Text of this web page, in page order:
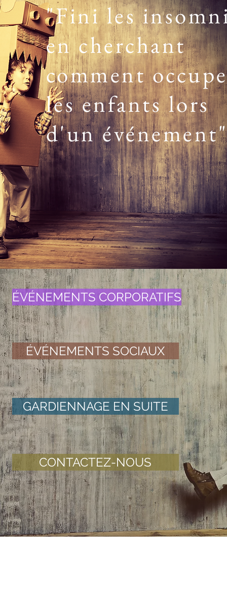
"Fini les
en cherchant
comment
les enfants lors
d'un
ÉVÉNEMENTS CORPORATIFS
ÉVÉNEMENTS SOCIAUX
GARDIENNAGE EN SUITE
CONTACTEZ-NOUS